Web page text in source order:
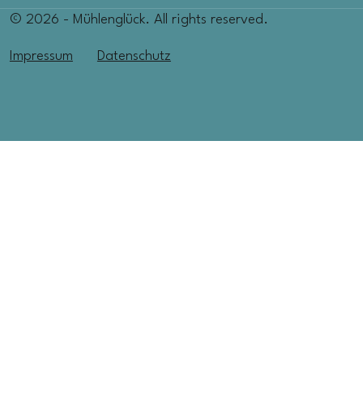
© 2026 - Mühlenglück. All rights reserved.
Impressum Datenschutz